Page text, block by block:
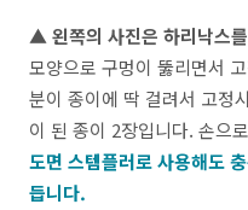
▲ 왼쪽의 사진은 하리낙스
모양으로 구멍이 뚫리면서
분이 종이에 딱 걸려서 고정
이 된 종이 2장입니다. 손으
도면 스템플러로 사용해도
듭니다.